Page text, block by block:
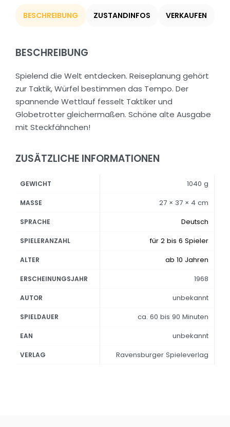
BESCHREIBUNG ZUSTANDINFOS VERKAUFEN
BESCHREIBUNG
Spielend die Welt entdecken. Reiseplanung gehört
zur Taktik, Würfel bestimmen das Tempo. Der
spannende Wettlauf fesselt Taktiker und
Globetrotter gleichermaßen. Schöne alte Ausgabe
mit Steckfähnchen!
ZUSÄTZLICHE INFORMATIONEN
GEWICHT 1040 g
MASSE 27 × 37 × 4 cm
SPRACHE Deutsch
SPIELERANZAHL für 2 bis 6 Spieler
ALTER ab 10 Jahren
ERSCHEINUNGSJAHR 1968
AUTOR unbekannt
SPIELDAUER ca. 60 bis 90 Minuten
EAN unbekannt
VERLAG Ravensburger Spieleverlag